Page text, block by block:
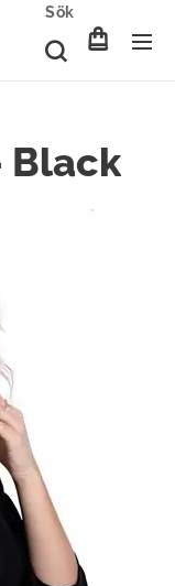
Sök
Black